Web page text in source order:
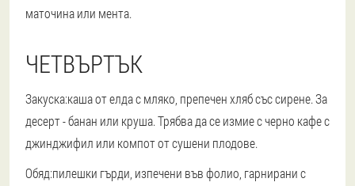
маточина или мента.
ЧЕТВЪРТЪК
Закуска:каша от елда с мляко, препечен хляб със сирене. За
десерт - банан или круша. Трябва да се измие с черно кафе с
джинджифил или компот от сушени плодове.
Обяд:пилешки гърди, изпечени във фолио, гарнирани с